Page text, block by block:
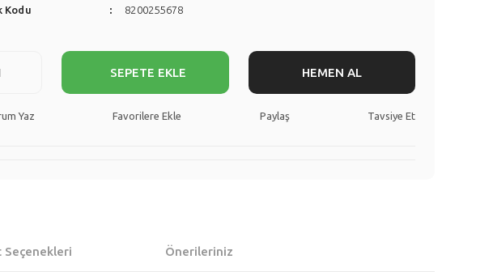
Kodu
8200255678
SEPETE EKLE HEMEN AL
Yaz Paylaş Tavsiye Et
Seçenekleri Önerileriniz